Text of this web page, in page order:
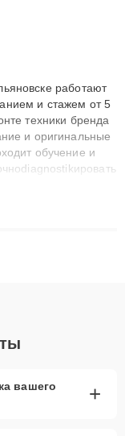
работают
и стажем от 5
техники бренда
и оригинальные
обучение и
от замены
вашего
+